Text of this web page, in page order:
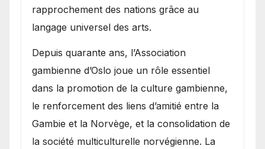
rapprochement des nations grâce au
langage universel des arts.
​Depuis quarante ans, l’Association
gambienne d’Oslo joue un rôle essentiel
dans la promotion de la culture gambienne,
le renforcement des liens d’amitié entre la
Gambie et la Norvège, et la consolidation de
la société multiculturelle norvégienne. La